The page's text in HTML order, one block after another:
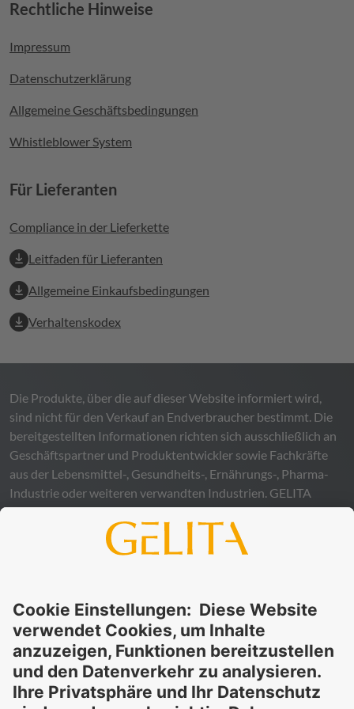
Footer menu
Rechtliche Hinweise
Impressum
Datenschutzerklärung
Allgemeine Geschäftsbedingungen
Whistleblower System
Für Lieferanten
Compliance in der Lieferkette
Leitfaden für Lieferanten
Allgemeine Einkaufsbedingungen
Verhaltenskodex
Die Produkte, über die auf dieser Website informiert wird,
sind nicht für den Verkauf an Endverbraucher bestimmt. Die
bereitgestellten Informationen richten sich ausschließlich an
Geschäftspartner und Produktentwickler sowie Fachkräfte
aus der Lebensmittel-, Gesundheits-, Ernährungs-, Pharma-
Industrie oder weiteren verwandten Industrien. GELITA
übernimmt keinerlei Gewähr – weder ausdrücklich noch
stillschweigend – für die Richtigkeit, Verlässlichkeit oder
Vollständigkeit der bereitgestellten Informationen und
Informationen ergeben könnte. Die Verwendung der
Informationen erfolgt auf eigenes Risiko und in eigener
Verantwortung.
Diese Erklärung entbindet Sie nicht von der Pflicht, eigene
Eignungsprüfungen und Tests durchzuführen, sowie alle